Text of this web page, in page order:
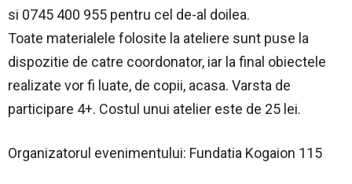
si 0745 400 955 pentru cel de-al doilea.
Toate materialele folosite la ateliere sunt puse la
dispozitie de catre coordonator, iar la final obiectele
realizate vor fi luate, de copii, acasa. Varsta de
participare 4+. Costul unui atelier este de 25 lei.
Organizatorul evenimentului: Fundatia Kogaion 115